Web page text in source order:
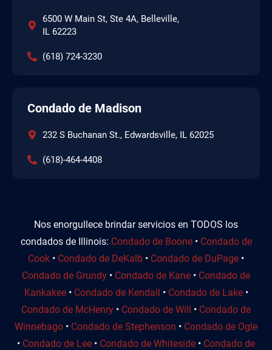
6500 W Main St, Ste 4A, Belleville,
IL 62223
(618) 724-3230
Condado de Madison
232 S Buchanan St., Edwardsville, IL 62025
(618)-464-4408
Nos enorgullece brindar servicios en TODOS los
condados de Illinois: Condado de Boone• Condado de
Cook • Condado de DeKalb • Condado de DuPage •
Condado de Grundy • Condado de Kane • Condado de
Kankakee• Condado de Kendall • Condado de Lake•
Condado de McHenry • Condado de Will • Condado de
Winnebago • Condado de Stephenson • Condado de Ogle
• Condado de Lee • Condado de Whiteside • Condado de